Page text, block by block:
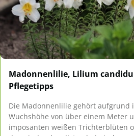
Madonnenlilie, Lilium
Pflegetipps
Die Madonnenlilie gehört aufgrund
Wuchshöhe von über einem Meter
imposanten weißen Trichterblüten